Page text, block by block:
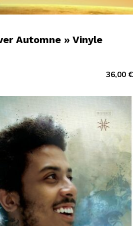
Automne » Vinyle
36,00 €